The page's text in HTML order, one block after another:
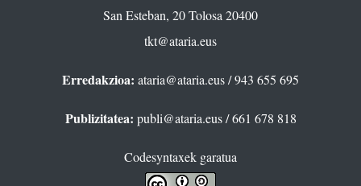
San Esteban, 20 Tolosa 20400
tkt@ataria.eus
Erredakzioa: ataria@ataria.eus/ 943 655 695
Publizitatea: publi@ataria.eus/ 661 678 818
Codesyntaxek garatua